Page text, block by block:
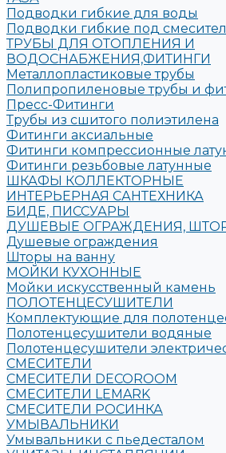
Подводки гибкие для воды
Подводки гибкие под
ТРУБЫ ДЛЯ ОТОПЛЕНИЯ И
ВОДОСНАБЖЕНИЯ,ФИТИНГИ
Металлопластиковые трубы
Полипропиленовые трубы и
Пресс-Фитинги
Трубы из сшитого полиэтилена
Фитинги аксиальные
Фитинги компрессионные
Фитинги резьбовые латунные
ШКАФЫ КОЛЛЕКТОРНЫЕ
ИНТЕРЬЕРНАЯ САНТЕХНИКА
БИДЕ, ПИССУАРЫ
ДУШЕВЫЕ ОГРАЖДЕНИЯ,
Душевые ограждения
Шторы на ванну
МОЙКИ КУХОННЫЕ
Мойки искусственный камень
ПОЛОТЕНЦЕСУШИТЕЛИ
Комплектующие для
Полотенцесушители водяные
Полотенцесушители
СМЕСИТЕЛИ
СМЕСИТЕЛИ DECOROOM
СМЕСИТЕЛИ LEMARK
СМЕСИТЕЛИ РОСИНКА
УМЫВАЛЬНИКИ
Умывальники с пьедесталом